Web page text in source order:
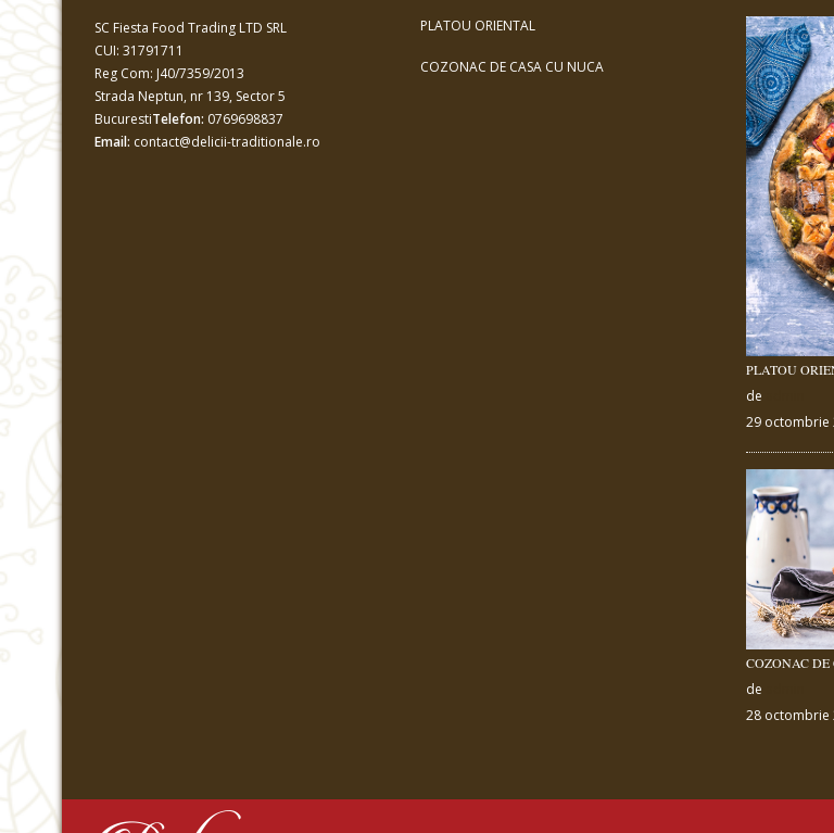
SC Fiesta Food Trading LTD SRL
CUI: 31791711
Reg Com: J40/7359/2013
Strada Neptun, nr 139, Sector 5
BucurestiTelefon: 0769698837
Email: contact@delicii-traditionale.ro
PLATOU ORIENTAL
COZONAC DE CASA CU NUCA
PLATOU
de
29 octombrie
COZONAC
de
28 octombrie